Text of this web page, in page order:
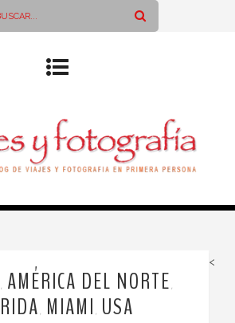
AMÉRICA DEL NORTE
MIAMI USA
<